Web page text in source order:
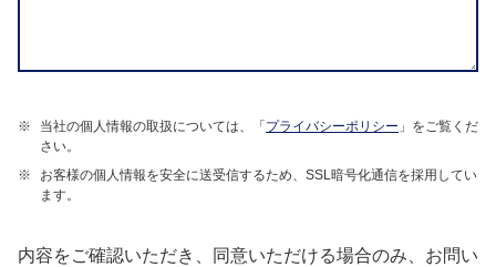
※ 当社の個人情報の取扱については、「 プライバシーポリシー 」をご覧くだ
さい。
※
お客様の個人情報を安全に送受信するため、SSL暗号化通信を採用してい
ます。
内容をご確認いただき、同意いただける場合のみ、お問い